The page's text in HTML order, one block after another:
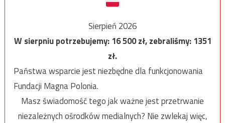
Sierpień 2026
W sierpniu potrzebujemy:16 500zł, zebraliśmy:1351
zł.
Państwa wsparcie jest niezbędne dla funkcjonowania
Fundacji Magna Polonia.
Masz świadomość tego jak ważne jest przetrwanie
niezależnych ośrodków medialnych? Nie zwlekaj więc,